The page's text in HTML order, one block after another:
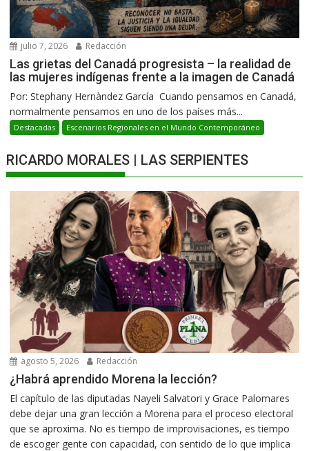
julio 7, 2026 Redacción
Las grietas del Canadá progresista – la realidad de
las mujeres indígenas frente a la imagen de Canadá
Por: Stephany Hernàndez García Cuando pensamos en Canadá,
normalmente pensamos en uno de los países más...
Destacadas Escenarios Regionales en el Mundo Contemporáneo
RICARDO MORALES | LAS SERPIENTES
agosto 5, 2026 Redacción
¿Habrá aprendido Morena la lección?
El capítulo de las diputadas Nayeli Salvatori y Grace Palomares
debe dejar una gran lección a Morena para el proceso electoral
que se aproxima. No es tiempo de improvisaciones, es tiempo
de escoger gente con capacidad, con sentido de lo que implica